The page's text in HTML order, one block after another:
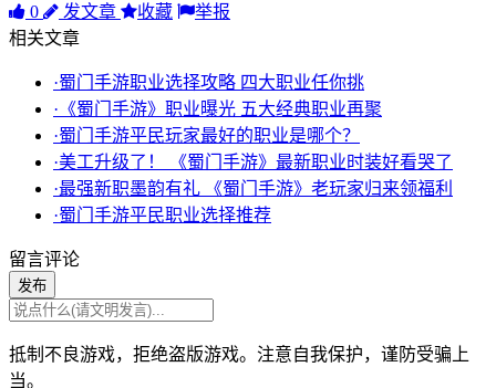
0 发文章 收藏
举报
相关文章
·蜀门手游职业选择攻略 四大职业任你挑
·《蜀门手游》职业曝光 五大经典职业再聚
·蜀门手游平民玩家最好的职业是哪个？
·美工升级了！ 《蜀门手游》最新职业时装好看哭了
·最强新职墨韵有礼 《蜀门手游》老玩家归来领福利
·蜀门手游平民职业选择推荐
留言评论
发布
抵制不良游戏，拒绝盗版游戏。注意自我保护，谨防受骗上
当。